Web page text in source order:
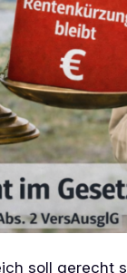
soll gerecht